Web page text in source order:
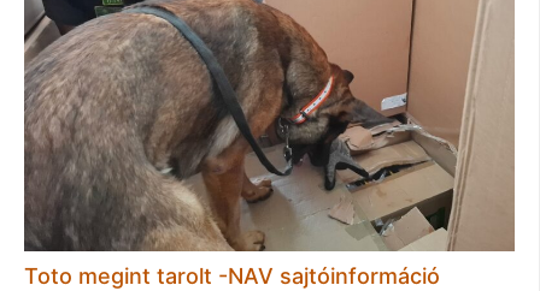
Toto megint tarolt -NAV sajtóinformáció